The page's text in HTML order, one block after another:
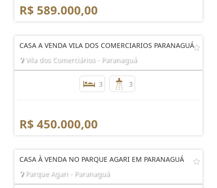
R$ 589.000,00
CASA A VENDA VILA DOS COMERCIARIOS PARANAGUÁ
Vila dos Comerciários - Paranaguá
3 3
R$ 450.000,00
CASA À VENDA NO PARQUE AGARI EM PARANAGUÁ
Parque Agari - Paranaguá